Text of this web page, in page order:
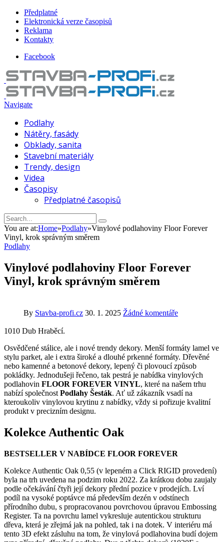
Předplatné
Elektronická verze časopisů
Reklama
Kontakty
Facebook
Navigate
Podlahy
Nátěry, fasády
Obklady, sanita
Stavební materiály
Trendy, design
Videa
Časopisy
Předplatné časopisů
You are at:Home»Podlahy»Vinylové podlahoviny Floor Forever
Vinyl, krok správným směrem
Podlahy
Vinylové podlahoviny Floor Forever
Vinyl, krok správným směrem
By Stavba-profi.cz 30. 1. 2025 Žádné komentáře
1010 Dub Hraběcí.
Osvědčené stálice, ale i nové trendy dekory. Menší formáty lamel ve
stylu parket, ale i extra široké a dlouhé prkenné formáty. Dřevěné
nebo kamenné a betonové dekory, lepený či plovoucí způsob
pokládky. Jednodušeji řečeno, tak pestrá je nabídka vinylových
podlahovin FLOOR FOREVER VINYL, které na našem trhu
nabízí společnost Podlahy Šesták. Ať už zákazník vsadí na
kteroukoliv vinylovou krytinu z nabídky, vždy si pořizuje kvalitní
produkt v precizním designu.
Kolekce Authentic Oak
BESTSELLER V NABÍDCE FLOOR FOREVER
Kolekce Authentic Oak 0,55 (v lepeném a Click RIGID provedení)
byla na trh uvedena na podzim roku 2022. Za krátkou dobu zaujaly
podle očekávání čtyři její dekory přední pozice v prodejích. Lví
podíl na vysoké poptávce má především dezén v odstínech
přírodního dubu, s propracovanou povrchovou úpravou Embossing
Register. Ta na povrchu lamel vykresluje autentickou strukturu
dřeva, která je zřejmá jak na pohled, tak i na dotek. V interiéru má
tento 3D efekt zásluhu na tom, že vinylová podlahovina budí dojem